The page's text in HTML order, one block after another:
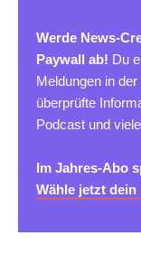
Werde News-
Paywall ab! Du
Meldungen in
überprüfte
Podcast und
Im Jahres-Abo
Wähle jetzt dein